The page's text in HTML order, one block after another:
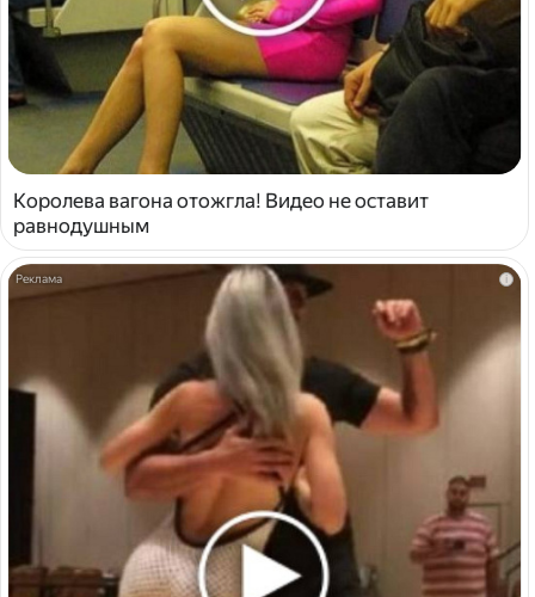
Королева вагона отожгла! Видео не оставит
равнодушным
i